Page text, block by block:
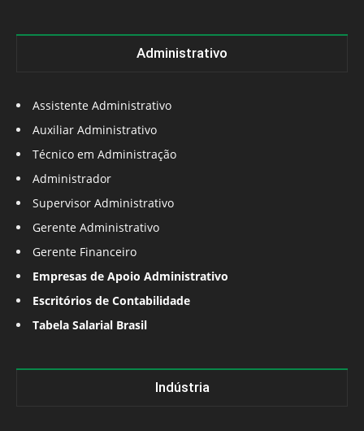
Administrativo
Assistente Administrativo
Auxiliar Administrativo
Técnico em Administração
Administrador
Supervisor Administrativo
Gerente Administrativo
Gerente Financeiro
Empresas de Apoio Administrativo
Escritórios de Contabilidade
Tabela Salarial Brasil
Indústria